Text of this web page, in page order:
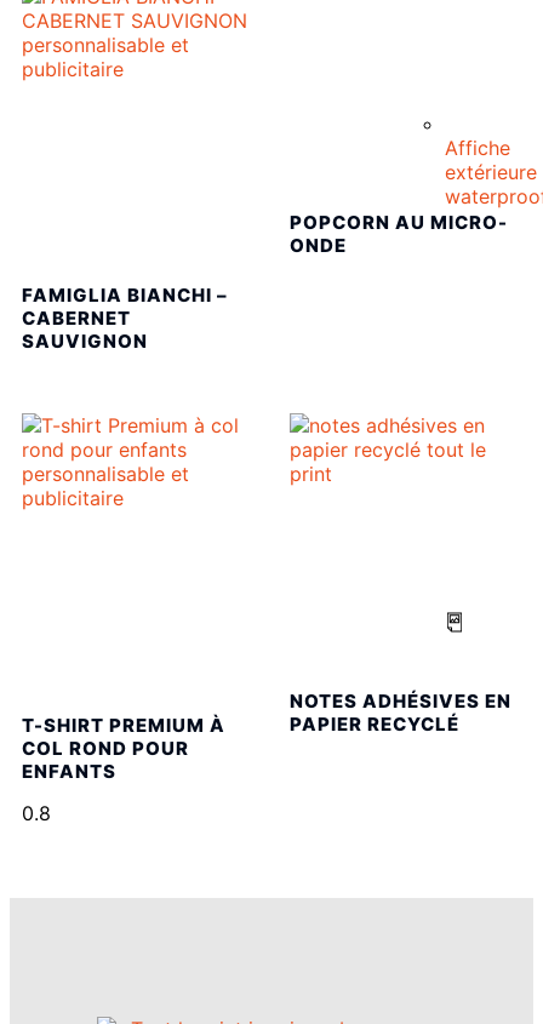
Affiche
extérieure
FAMIGLIA BIANCHI –
CABERNET
SAUVIGNON
POPCORN AU MICRO-
ONDE
T-SHIRT PREMIUM À
COL ROND POUR
ENFANTS
NOTES ADHÉSIVES EN
PAPIER RECYCLÉ